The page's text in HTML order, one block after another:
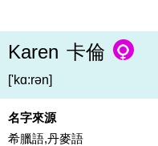
Karen 卡倫
['kɑ:rən]
名字來源
希臘語,丹麥語